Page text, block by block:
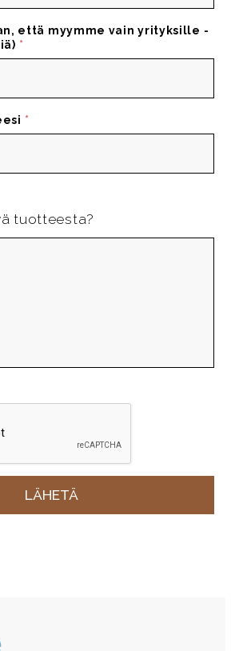
että myymme vain yrityksille -
*
*
tuotteesta?